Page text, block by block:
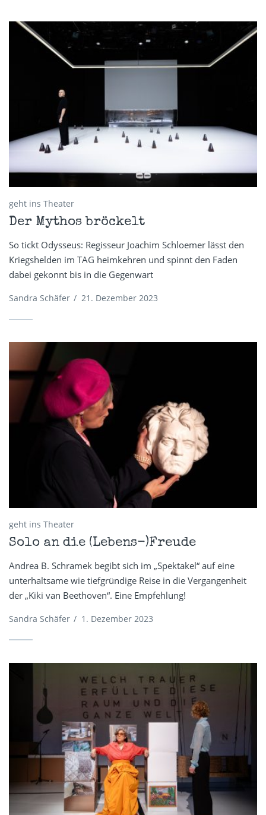
geht ins Theater
Der Mythos bröckelt
So tickt Odysseus: Regisseur Joachim Schloemer lässt den
Kriegshelden im TAG heimkehren und spinnt den Faden
dabei gekonnt bis in die Gegenwart
Sandra Schäfer / 21. Dezember 2023
geht ins Theater
Solo an die (Lebens-)Freude
Andrea B. Schramek begibt sich im „Spektakel“ auf eine
unterhaltsame wie tiefgründige Reise in die Vergangenheit
der „Kiki van Beethoven“. Eine Empfehlung!
Sandra Schäfer / 1. Dezember 2023